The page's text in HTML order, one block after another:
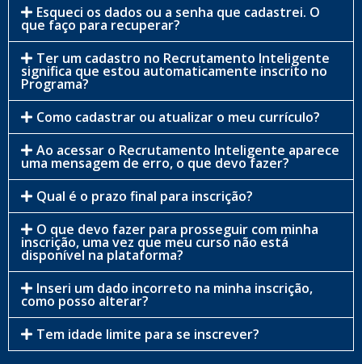
Esqueci os dados ou a senha que cadastrei. O
que faço para recuperar?
Ter um cadastro no Recrutamento Inteligente
significa que estou automaticamente inscrito no
Programa?
Como cadastrar ou atualizar o meu currículo?
Ao acessar o Recrutamento Inteligente aparece
uma mensagem de erro, o que devo fazer?
Qual é o prazo final para inscrição?
O que devo fazer para prosseguir com minha
inscrição, uma vez que meu curso não está
disponível na plataforma?
Inseri um dado incorreto na minha inscrição,
como posso alterar?
Tem idade limite para se inscrever?